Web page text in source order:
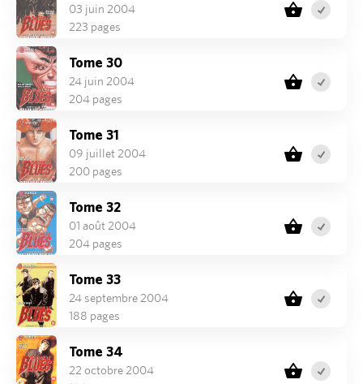
03 juin 2004
223 pages
Tome 30
24 juin 2004
204 pages
Tome 31
09 juillet 2004
200 pages
Tome 32
01 août 2004
204 pages
Tome 33
24 septembre 2004
188 pages
Tome 34
22 octobre 2004